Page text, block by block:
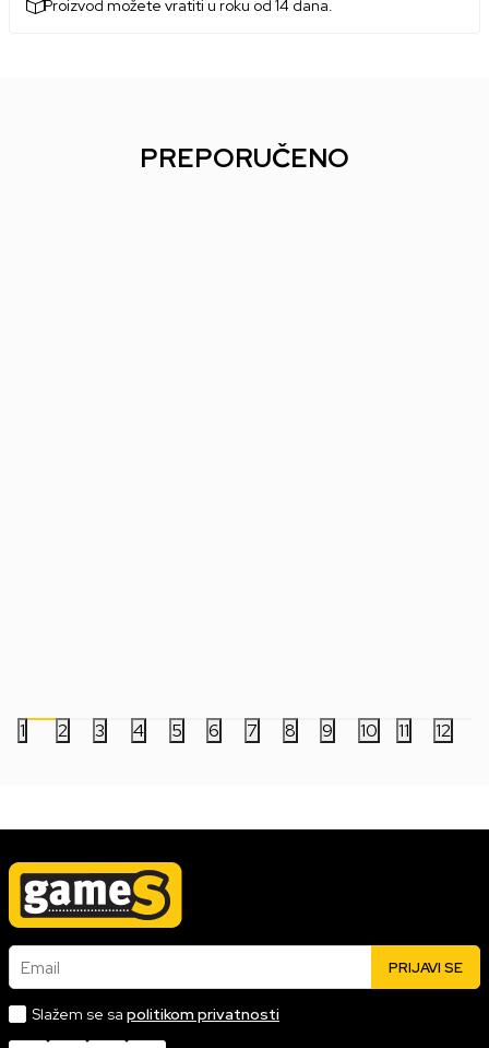
Proizvod možete vratiti u roku od 14 dana.
PREPORUČENO
1 2 3 4 5 6 7 8 9 10 11 12
Email PRIJAVI SE
Slažem se sa politikom privatnosti